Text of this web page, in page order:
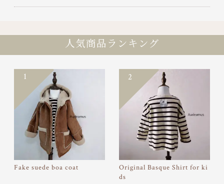
人気商品ランキング
Fake suede boa coat
1
Original Basque Shirt for ki
ds
2